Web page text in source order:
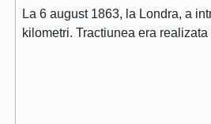
La 6 august 1863, la Londra, a
kilometri. Tractiunea era